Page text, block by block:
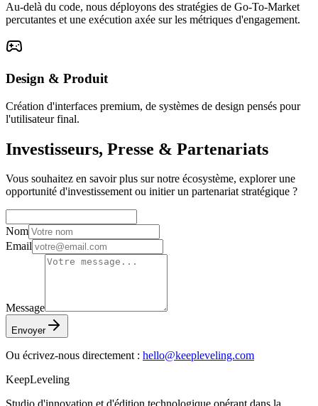
Au-delà du code, nous déployons des stratégies de Go-To-Market
percutantes et une exécution axée sur les métriques d'engagement.
Design & Produit
Création d'interfaces premium, de systèmes de design pensés pour
l'utilisateur final.
Investisseurs, Presse & Partenariats
Vous souhaitez en savoir plus sur notre écosystème, explorer une
opportunité d'investissement ou initier un partenariat stratégique ?
Nom
Email
Message
Envoyer
Ou écrivez-nous directement : hello@keepleveling.com
KeepLeveling